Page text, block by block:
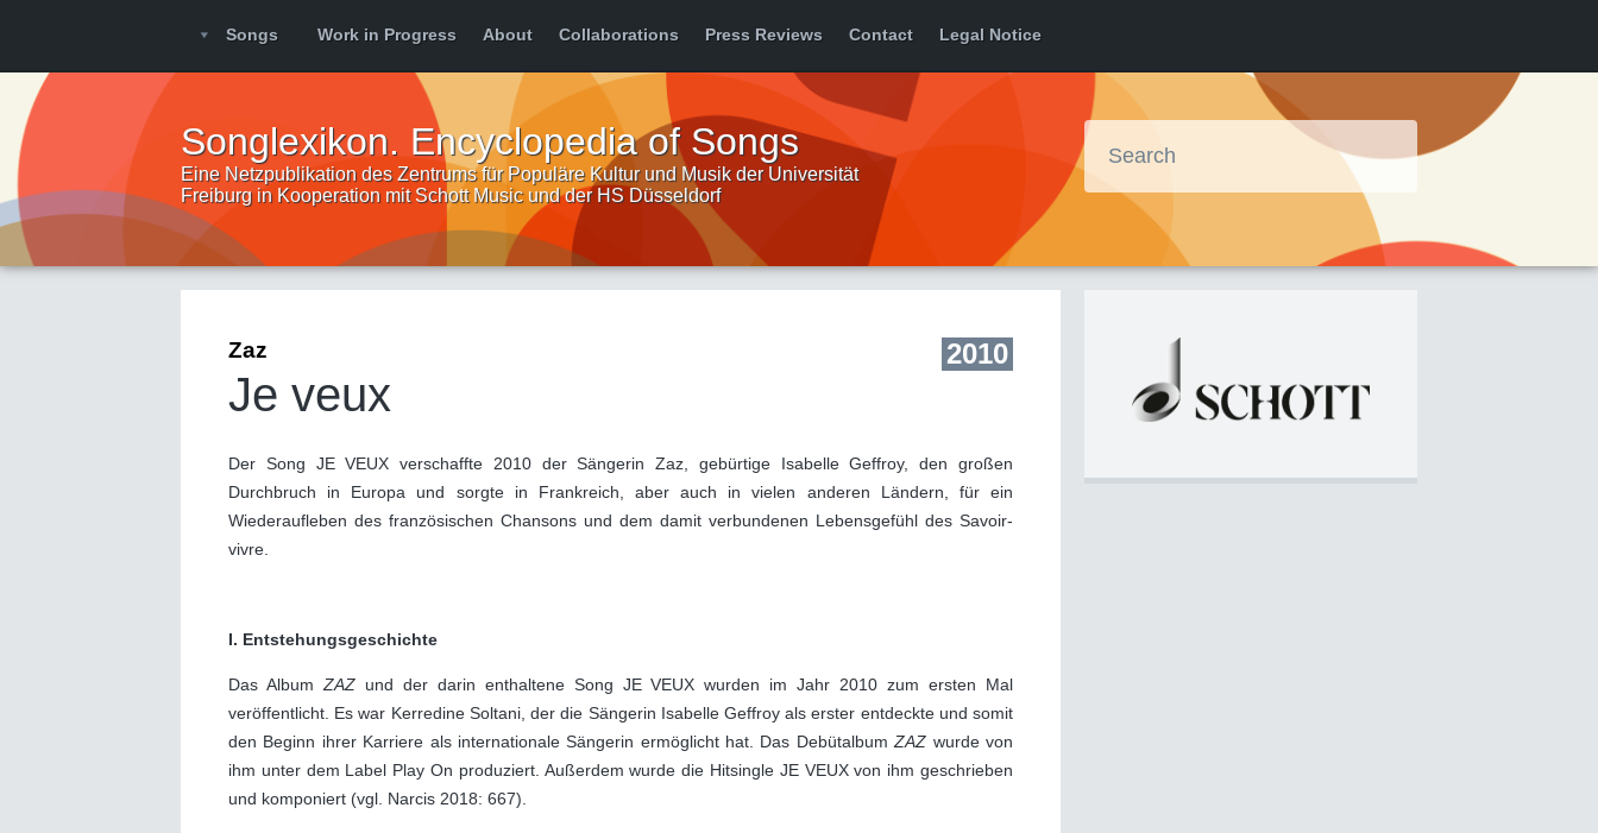
Songs Work in Progress About Collaborations Press Reviews Contact Legal Notice
Songlexikon. Encyclopedia of Songs
Eine Netzpublikation des Zentrums für Populäre Kultur und Musik der Universität
Freiburg in Kooperation mit Schott Music und der HS Düsseldorf
2010
Zaz
Je veux
Der Song JE VEUX verschaffte 2010 der Sängerin Zaz, gebürtige Isabelle Geffroy, den großen
Durchbruch in Europa und sorgte in Frankreich, aber auch in vielen anderen Ländern, für ein
Wiederaufleben des französischen Chansons und dem damit verbundenen Lebensgefühl des Savoir-
vivre.
I. Entstehungsgeschichte
Das Album ZAZund der darin enthaltene Song JE VEUX wurden im Jahr 2010 zum ersten Mal
veröffentlicht. Es war Kerredine Soltani, der die Sängerin Isabelle Geffroy als erster entdeckte und somit
den Beginn ihrer Karriere als internationale Sängerin ermöglicht hat. Das Debütalbum ZAZ wurde von
ihm unter dem Label Play On produziert. Außerdem wurde die Hitsingle JE VEUX von ihm geschrieben
und komponiert (vgl. Narcis 2018: 667).